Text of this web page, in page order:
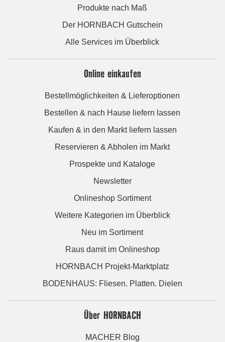
Produkte nach Maß
Der HORNBACH Gutschein
Alle Services im Überblick
Online einkaufen
Bestellmöglichkeiten & Lieferoptionen
Bestellen & nach Hause liefern lassen
Kaufen & in den Markt liefern lassen
Reservieren & Abholen im Markt
Prospekte und Kataloge
Newsletter
Onlineshop Sortiment
Weitere Kategorien im Überblick
Neu im Sortiment
Raus damit im Onlineshop
HORNBACH Projekt-Marktplatz
BODENHAUS: Fliesen. Platten. Dielen
Über HORNBACH
MACHER Blog